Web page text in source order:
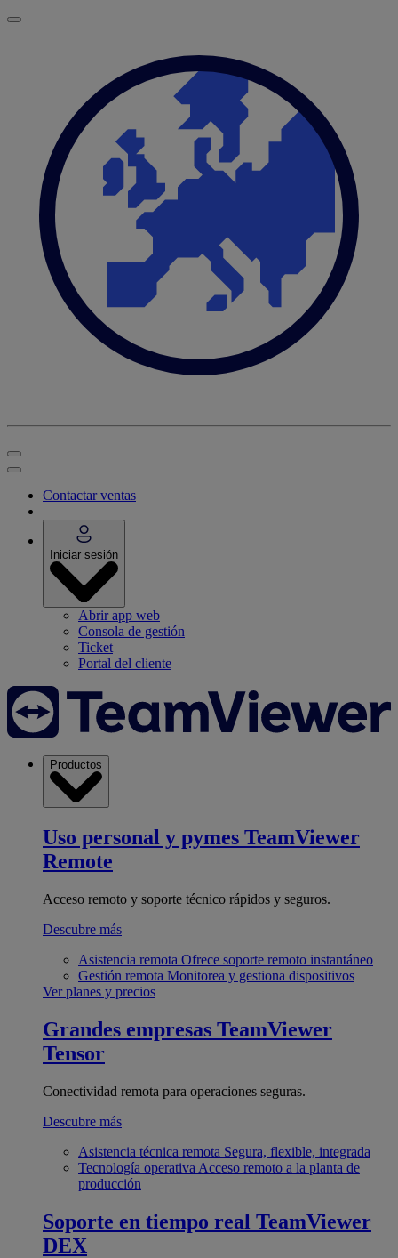
Contactar ventas
Iniciar sesión
Abrir app web
Consola de gestión
Ticket
Portal del cliente
Productos
Uso personal y pymes TeamViewer
Remote
Acceso remoto y soporte técnico rápidos y seguros.
Descubre más
Asistencia remota Ofrece soporte remoto instantáneo
Gestión remota Monitorea y gestiona dispositivos
Ver planes y precios
Grandes empresas TeamViewer
Tensor
Conectividad remota para operaciones seguras.
Descubre más
Asistencia técnica remota Segura, flexible, integrada
Tecnología operativa Acceso remoto a la planta de
producción
Soporte en tiempo real TeamViewer
DEX